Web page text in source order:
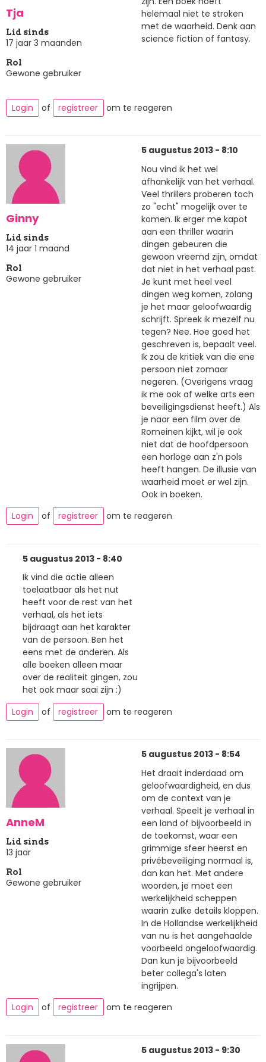
Tja
Lid sinds
17 jaar 3 maanden
Rol
Gewone gebruiker
helemaal niet te stroken
met de waarheid. Denk aan
science fiction of fantasy.
Login of registreer om te reageren
Ginny
Lid sinds
14 jaar 1 maand
Rol
Gewone gebruiker
5 augustus 2013 - 8:10
Nou vind ik het wel
afhankelijk van het verhaal.
Veel thrillers proberen toch
zo "echt" mogelijk over te
komen. Ik erger me kapot
aan een thriller waarin
dingen gebeuren die
gewoon vreemd zijn, omdat
dat niet in het verhaal past.
Je kunt met heel veel
dingen weg komen, zolang
je het maar geloofwaardig
schrijft. Spreek ik mezelf nu
tegen? Nee. Hoe goed het
geschreven is, bepaalt veel.
Ik zou de kritiek van die ene
persoon niet zomaar
negeren. (Overigens vraag
ik me ook af welke arts een
beveiligingsdienst heeft.) Als
je naar een film over de
Romeinen kijkt, wil je ook
niet dat de hoofdpersoon
een horloge aan z'n pols
heeft hangen. De illusie van
waarheid moet er wel zijn.
Ook in boeken.
Login
of registreer om te reageren
5 augustus 2013 - 8:40
Ik vind die actie alleen
toelaatbaar als het nut
heeft voor de rest van het
verhaal, als het iets
bijdraagt aan het karakter
van de persoon. Ben het
eens met de anderen. Als
alle boeken alleen maar
over de realiteit gingen, zou
het ook maar saai zijn :)
Login
of registreer om te reageren
AnneM
Lid sinds
13 jaar
Rol
Gewone gebruiker
5 augustus 2013 - 8:54
Het draait inderdaad om
geloofwaardigheid, en dus
om de context van je
verhaal. Speelt je verhaal in
een land of bijvoorbeeld in
de toekomst, waar een
grimmige sfeer heerst en
privébeveiliging normaal is,
dan kan het. Met andere
woorden, je moet een
werkelijkheid scheppen
waarin zulke details kloppen.
In de Hollandse werkelijkheid
van nu is het aangehaalde
voorbeeld ongeloofwaardig.
Dan kun je bijvoorbeeld
beter collega's laten
ingrijpen.
Login
of registreer om te reageren
5 augustus 2013 - 9:30